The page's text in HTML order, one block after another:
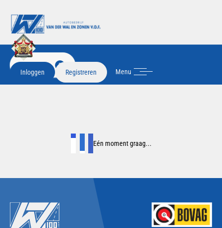
Inloggen Registreren Menu
2
Eén moment graag...